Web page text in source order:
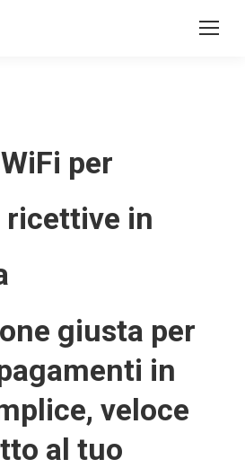
per
in
giusta per
in
veloce
al tuo